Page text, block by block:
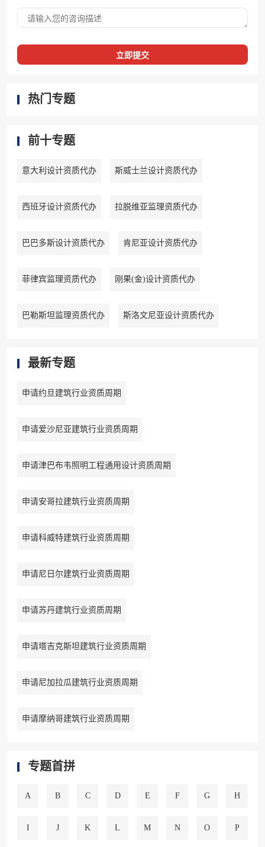
立即提交
热门专题
前十专题
意大利设计资质代办 斯威士兰设计资质代办
西班牙设计资质代办 拉脱维亚监理资质代办
巴巴多斯设计资质代办 肯尼亚设计资质代办
菲律宾监理资质代办 刚果(金)设计资质代办
巴勒斯坦监理资质代办 斯洛文尼亚设计资质代办
最新专题
申请约旦建筑行业资质周期
申请爱沙尼亚建筑行业资质周期
申请津巴布韦照明工程通用设计资质周期
申请安哥拉建筑行业资质周期
申请科威特建筑行业资质周期
申请尼日尔建筑行业资质周期
申请苏丹建筑行业资质周期
申请塔吉克斯坦建筑行业资质周期
申请尼加拉瓜建筑行业资质周期
申请摩纳哥建筑行业资质周期
专题首拼
A B C D E F G H
I J K L M N O P